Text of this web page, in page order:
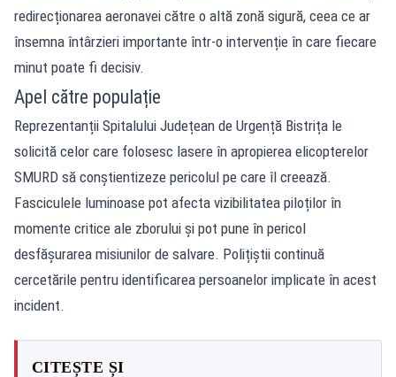
redirecționarea aeronavei către o altă zonă sigură, ceea ce ar
însemna întârzieri importante într-o intervenție în care fiecare
minut poate fi decisiv.
Apel către populație
Reprezentanții Spitalului Județean de Urgență Bistrița le
solicită celor care folosesc lasere în apropierea elicopterelor
SMURD să conștientizeze pericolul pe care îl creează.
Fasciculele luminoase pot afecta vizibilitatea piloților în
momente critice ale zborului și pot pune în pericol
desfășurarea misiunilor de salvare. Polițiștii continuă
cercetările pentru identificarea persoanelor implicate în acest
incident.
CITEȘTE ȘI